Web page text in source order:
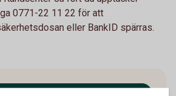
0771-22 11 22 för att
eller BankID spärras.